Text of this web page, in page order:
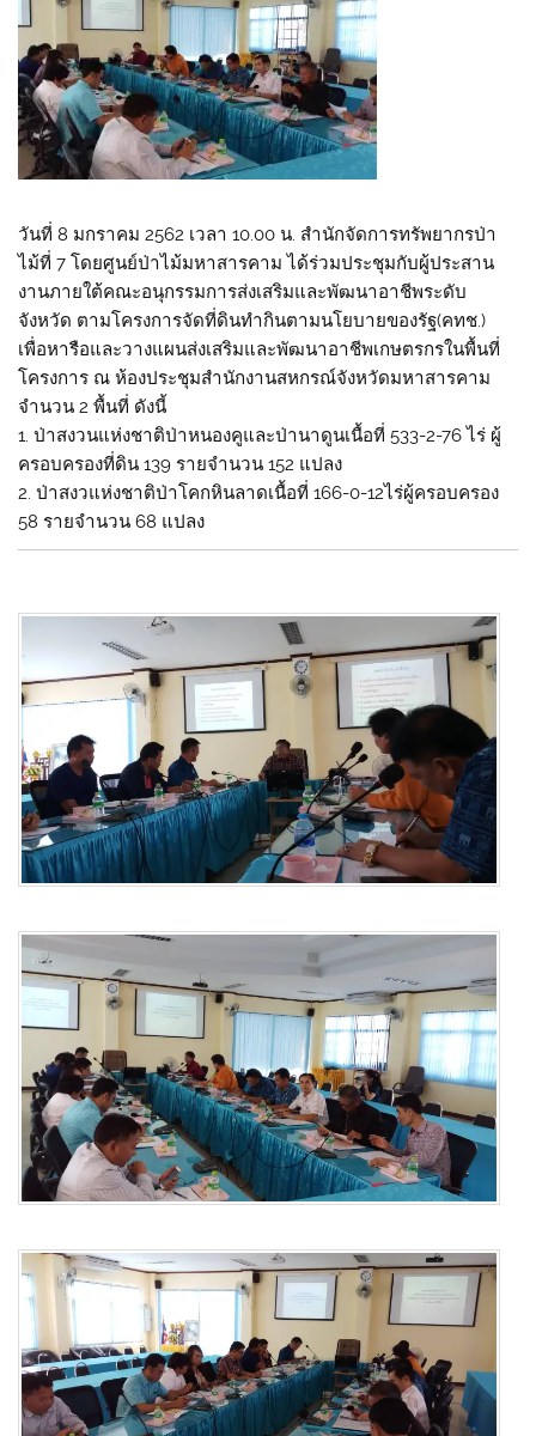
วันที่ 8 มกราคม 2562 เวลา 10.00 น. สำนักจัดการทรัพยากรป่า
ไม้ที่ 7 โดยศูนย์ป่าไม้มหาสารคาม ได้ร่วมประชุมกับผู้ประสาน
งานภายใต้คณะอนุกรรมการส่งเสริมและพัฒนาอาชีพระดับ
จังหวัด ตามโครงการจัดที่ดินทำกินตามนโยบายของรัฐ(คทช.)
เพื่อหารือและวางแผนส่งเสริมและพัฒนาอาชีพเกษตรกรในพื้นที่
โครงการ ณ ห้องประชุมสำนักงานสหกรณ์จังหวัดมหาสารคาม
จำนวน 2 พื้นที่ ดังนี้
1. ป่าสงวนแห่งชาติป่าหนองคูและป่านาดูนเนื้อที่ 533-2-76 ไร่ ผู้
ครอบครองที่ดิน 139 รายจำนวน 152 แปลง
2. ป่าสงวแห่งชาติป่าโคกหินลาดเนื้อที่ 166-0-12ไร่ผู้ครอบครอง
58 รายจำนวน 68 แปลง